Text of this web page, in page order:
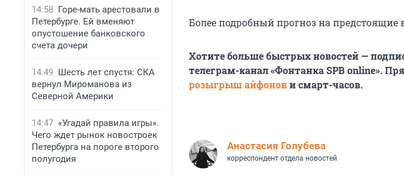
14:58 Горе-мать арестовали в
Петербурге. Ей вменяют
опустошение банковского
счета дочери
14:49 Шесть лет спустя: СКА
вернул Мироманова из
Северной Америки
14:47 «Угадай правила игры».
Чего ждет рынок новостроек
Петербурга на пороге второго
полугодия
Более подробный прогноз на предстоящие
Хотите больше быстрых новостей —
телеграм-канал «Фонтанка SPB online».
розыгрыш айфонови смарт-часов.
Анастасия Голубева
корреспондент отдела новостей